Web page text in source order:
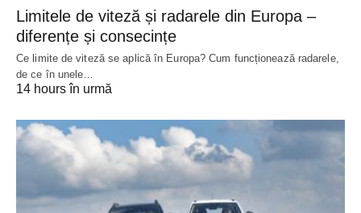
Limitele de viteză și radarele din Europa –
diferențe și consecințe
Ce limite de viteză se aplică în Europa? Cum funcționează radarele,
de ce în unele…
14 hours în urmă